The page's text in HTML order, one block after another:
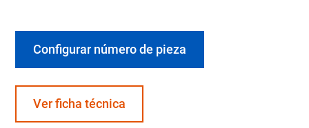
Configurar número de pieza
Ver ficha técnica